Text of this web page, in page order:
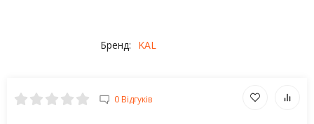
Бренд: KAL
0 Відгуків